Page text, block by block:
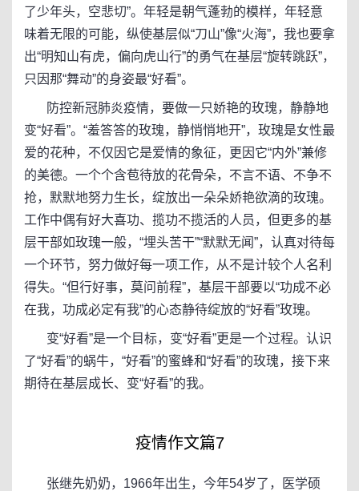
了少年头，空悲切”。年轻是朝气蓬勃的模样，年轻意
味着无限的可能，纵使基层似“刀山”像“火海”，我也要拿
出“明知山有虎，偏向虎山行”的勇气在基层“旋转跳跃”，
只因那“舞动”的身姿最“好看”。
防控新冠肺炎疫情，要做一只娇艳的玫瑰，静静地
变“好看”。“羞答答的玫瑰，静悄悄地开”，玫瑰是女性最
爱的花种，不仅因它是爱情的象征，更因它“内外”兼修
的美德。一个个含苞待放的花骨朵，不言不语、不争不
抢，默默地努力生长，绽放出一朵朵娇艳欲滴的玫瑰。
工作中偶有好大喜功、揽功不揽活的人员，但更多的基
层干部如玫瑰一般，“埋头苦干”“默默无闻”，认真对待每
一个环节，努力做好每一项工作，从不是计较个人名利
得失。“但行好事，莫问前程”，基层干部要以“功成不必
在我，功成必定有我”的心态静待绽放的“好看”玫瑰。
变“好看”是一个目标，变“好看”更是一个过程。认识
了“好看”的蜗牛，“好看”的蜜蜂和“好看”的玫瑰，接下来
期待在基层成长、变“好看”的我。
疫情作文篇7
张继先奶奶，1966年出生，今年54岁了，医学硕